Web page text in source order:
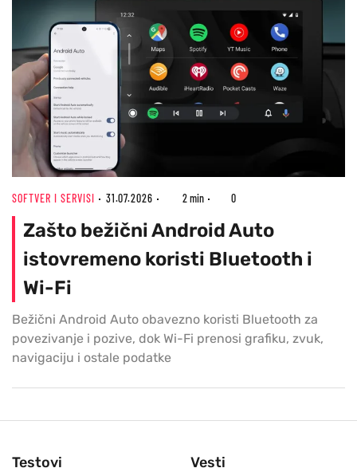
SOFTVER I SERVISI 31.07.2026 2 min 0
Zašto bežični Android Auto
istovremeno koristi Bluetooth i
Wi-Fi
Bežični Android Auto obavezno koristi Bluetooth za
povezivanje i pozive, dok Wi-Fi prenosi grafiku, zvuk,
navigaciju i ostale podatke
Testovi Vesti